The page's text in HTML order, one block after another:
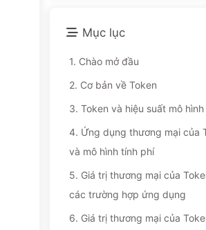
Mục lục
1. Chào mở đầu
2. Cơ bản về Token
3. Token và hiệu suất mô hình
4. Ứng dụng thương mại của
và mô hình tính phí
5. Giá trị thương mại của
các trường hợp ứng dụng
6. Giá trị thương mại của